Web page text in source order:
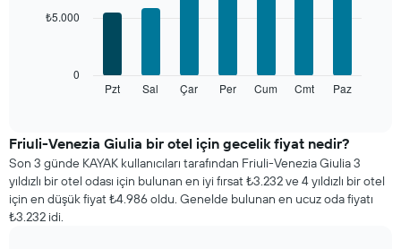
ekseni
içerir.
1
Y
ekseni
içerir
Aşağıdaki
günü
için
ortalama
oda
fiyatını
gösterir
Pzt Sal Çar Per Cum Cmt Paz
0
₺5.000
Friuli-Venezia Giulia bir otel için gecelik fiyat nedir?
Son 3 günde KAYAK kullanıcıları tarafından Friuli-Venezia Giulia 3
yıldızlı bir otel odası için bulunan en iyi fırsat ₺3.232 ve 4 yıldızlı bir otel
için en düşük fiyat ₺4.986 oldu. Genelde bulunan en ucuz oda fiyatı
₺3.232 idi.